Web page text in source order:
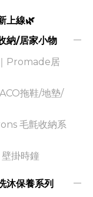
上線🌿
納/居家小物
Promade居
拖鞋/地墊/
毛氈收納系
掛時鐘
沐保養系列